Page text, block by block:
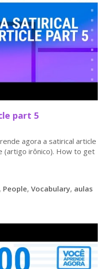
part 5
agora a satirical article
(artigo irônico). How to get
, People, Vocabulary, aulas